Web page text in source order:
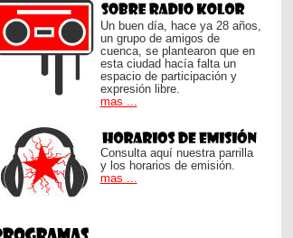
Un buen día, hace ya 28 años,
un grupo de amigos de
cuenca, se plantearon que en
esta ciudad hacía falta un
espacio de participación y
expresión libre.
mas ...
Consulta aquí nuestra parrilla
y los horarios de emisión.
mas ...